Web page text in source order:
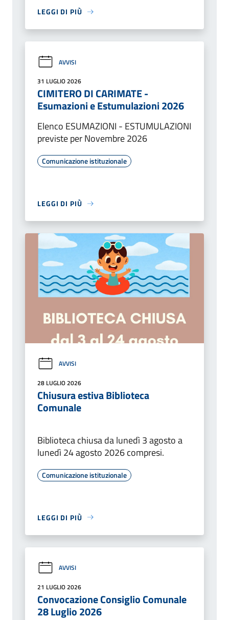
LEGGI DI PIÙ
AVVISI
31 LUGLIO 2026
CIMITERO DI CARIMATE -
Esumazioni e Estumulazioni 2026
Elenco ESUMAZIONI - ESTUMULAZIONI
previste per Novembre 2026
Comunicazione istituzionale
LEGGI DI PIÙ
AVVISI
28 LUGLIO 2026
Chiusura estiva Biblioteca
Comunale
Biblioteca chiusa da lunedì 3 agosto a
lunedì 24 agosto 2026 compresi.
Comunicazione istituzionale
LEGGI DI PIÙ
AVVISI
21 LUGLIO 2026
Convocazione Consiglio Comunale
28 Luglio 2026